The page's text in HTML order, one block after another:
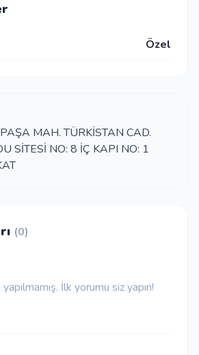
Okul Ekle
Özel
MAH. TÜRKİSTAN CAD.
SİTESİ NO: 8 İÇ KAPI NO: 1
(0)
İlk yorumu siz yapın!